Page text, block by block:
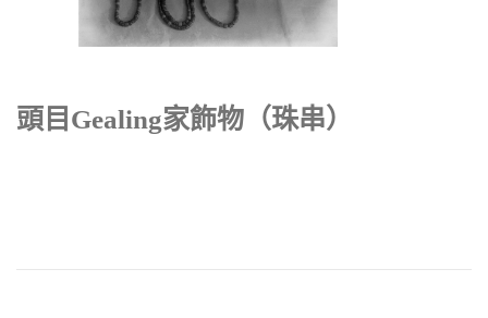
頭目gealing家飾物（珠串）